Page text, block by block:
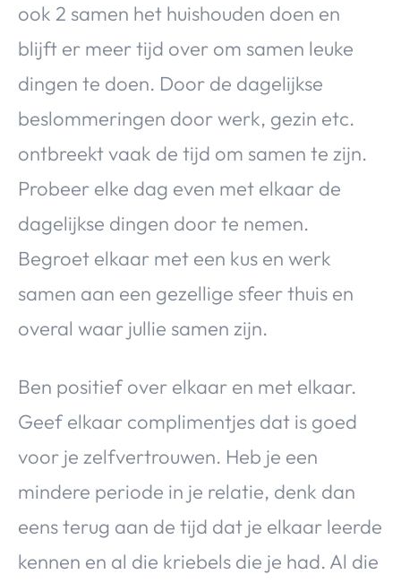
ook 2 samen het huishouden doen en
blijft er meer tijd over om samen leuke
dingen te doen. Door de dagelijkse
beslommeringen door werk, gezin etc.
ontbreekt vaak de tijd om samen te zijn.
Probeer elke dag even met elkaar de
dagelijkse dingen door te nemen.
Begroet elkaar met een kus en werk
samen aan een gezellige sfeer thuis en
overal waar jullie samen zijn.
Ben positief over elkaar en met elkaar.
Geef elkaar complimentjes dat is goed
voor je zelfvertrouwen. Heb je een
mindere periode in je relatie, denk dan
eens terug aan de tijd dat je elkaar leerde
kennen en al die kriebels die je had. Al die